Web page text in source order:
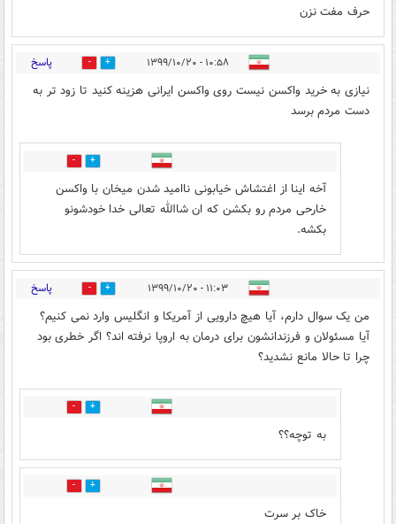
حرف مفت نزن
۱۰:۵۸ - ۱۳۹۹/۱۰/۲۰ 18 پاسخ
نیازی به خرید واکسن نیست روی واکسن ایرانی هزینه کنید تا زود تر به
دست مردم برسد
1
آخه اینا از اغتشاش خیابونی ناامید شدن میخان با واکسن
خارحی مردم رو بکشن که ان شاالله تعالی خدا خودشونو
بکشه.
۱۱:۰۳ - ۱۳۹۹/۱۰/۲۰ 13 پاسخ
من یک سوال دارم، آیا هیچ دارویی از آمریکا و انگلیس وارد نمی کنیم؟
آیا مسئولان و فرزندانشون برای درمان به اروپا نرفته اند؟ اگر خطری بود
چرا تا حالا مانع نشدید؟
5
به توچه؟؟
12
خاک بر سرت